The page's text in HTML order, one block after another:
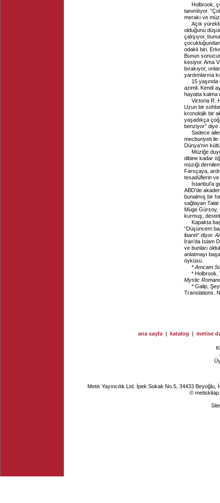
Holbrook,
tanımlıyor.
merakı ve
Açık yürekli
olduğunu
çalışıyor,
odaklı biri.
Bunun
kesiyor. Ama
bırakıyor,
yardımlarına
15
azimli. Kendi
hayatta kalma
Victoria R.
Uzun bir
kronolojik bir
yaşadıkça
benziyor” diye
Sadece
mecburiyeti ile
Dünya’nın
Müziğe
dibine kadar
müziği
Farsçaya,
tesadüflerin
İstanbul’a
ABD’de
bunalmış bir
sağlayan
Müge Gürsoy,
kurmuş,
Kapakta
“Düşüncem
ibaret” diyor.
İran’da İslam
ve bunları
anlatmayı
öyküsü.
* Amcam
* Holbrook,
Mystic
* Galip,
Translations.
ana sayfa | katalog | metise
Metis Yayıncılık Ltd. İpek Sokak No.5, 34433
©